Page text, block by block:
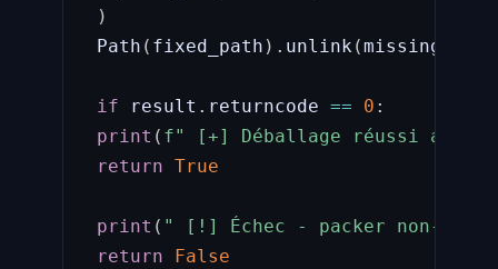
)
Path ( fixed_path ) . unlink(missing_ok
if result . returncode == 0 :
print ( f" [+] Déballage réussi
return True
print ( " [!] Échec - packer non-
return
False